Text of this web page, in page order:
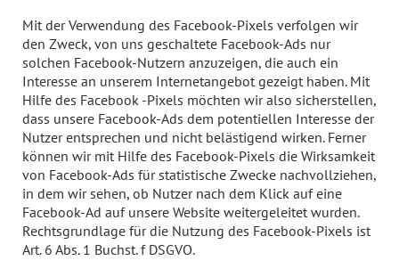
Mit der Verwendung des Facebook-Pixels verfolgen wir
den Zweck, von uns geschaltete Facebook-Ads nur
solchen Facebook-Nutzern anzuzeigen, die auch ein
Interesse an unserem Internetangebot gezeigt haben. Mit
Hilfe des Facebook -Pixels möchten wir also sicherstellen,
dass unsere Facebook-Ads dem potentiellen Interesse der
Nutzer entsprechen und nicht belästigend wirken. Ferner
können wir mit Hilfe des Facebook-Pixels die Wirksamkeit
von Facebook-Ads für statistische Zwecke nachvollziehen,
in dem wir sehen, ob Nutzer nach dem Klick auf eine
Facebook-Ad auf unsere Website weitergeleitet wurden.
Rechtsgrundlage für die Nutzung des Facebook-Pixels ist
Art. 6 Abs. 1 Buchst. f DSGVO.